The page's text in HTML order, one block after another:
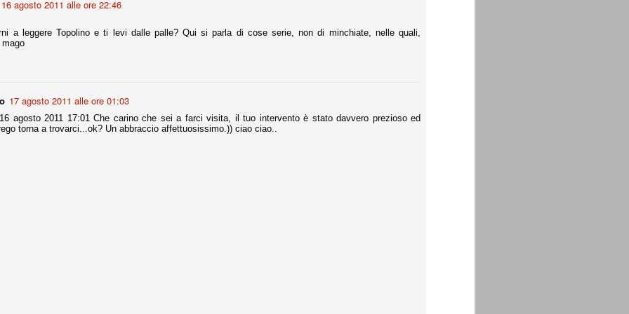
16 agosto 2011 alle ore 22:46
a leggere Topolino e ti levi dalle palle? Qui si parla di cose serie, non di minchiate, nelle quali,
17 agosto 2011 alle ore 01:03
agosto 2011 17:01 Che carino che sei a farci visita, il tuo intervento è stato davvero prezioso ed
torna a trovarci...ok? Un abbraccio affettuosissimo.)) ciao ciao..
Comproprietà - Capitolo finale
anni fa il calcio italiano ha deciso di adeguarsi al resto d’Europa e
le società, la FIGC aveva dato inizialmente un anno di tempo,
poi decidere di concedere una proroga fino a giugno 2015.